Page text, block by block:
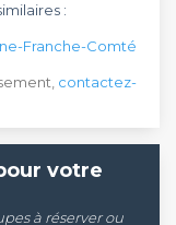
:
Franche-Comté
contactez-
votre
à réserver ou